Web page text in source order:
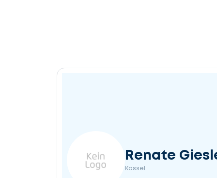
Renate
Kassel